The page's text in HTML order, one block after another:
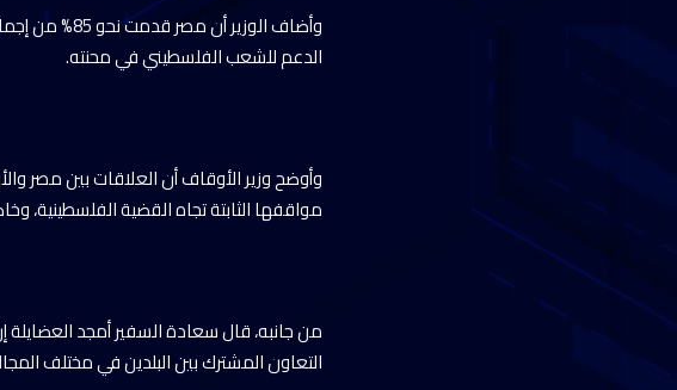
وأضاف
الدعم للشعب الفلسطيني في محنته.
وأوضح وزير الأوقاف أن العلاقات بين مصر
مواقفها الثابتة تجاه القضية
من جانبه، قال سعادة السفير أمجد العضايلة
التعاون المشترك بين البلدين في مختلف